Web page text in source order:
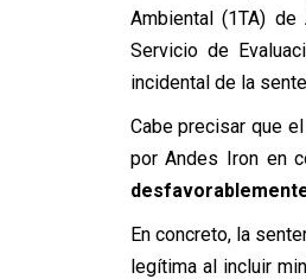
Ambiental (1TA)
Servicio de
incidental de la
Cabe precisar que
por Andes Iron en
En concreto, la
legítima al incluir